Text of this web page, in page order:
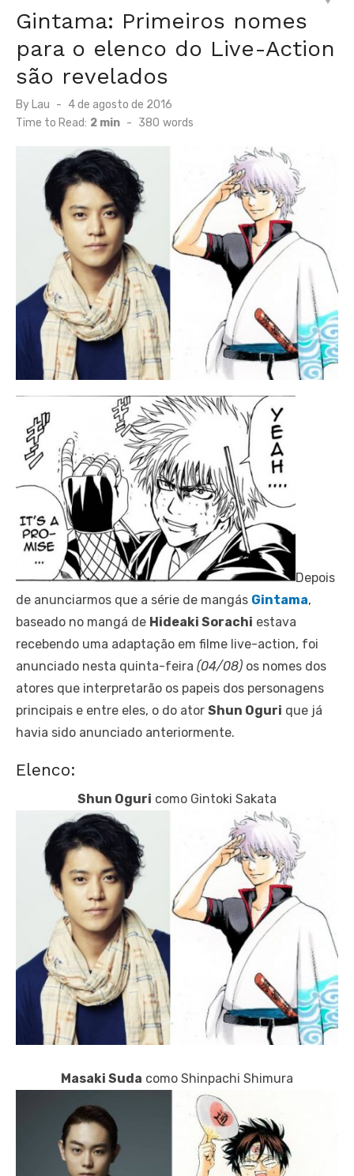
Gintama: Primeiros nomes
para o elenco do Live-Action
são revelados
By Lau
Posted
on
4 de agosto de 2016
Time to Read: 2 min - 380 words
Depois
de anunciarmos que a série de mangás Gintama,
baseado no mangá de Hideaki Sorachi estava
recebendo uma adaptação em filme live-action, foi
anunciado nesta quinta-feira (04/08) os nomes dos
atores que interpretarão os papeis dos personagens
principais e entre eles, o do ator Shun Oguri que já
havia sido anunciado anteriormente.
Elenco:
Shun Oguri como Gintoki Sakata
Masaki Suda como Shinpachi Shimura